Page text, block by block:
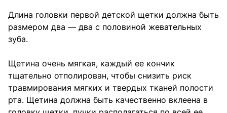
Длина головки первой детской щетки должна быть
размером два — два с половиной жевательных
зуба.
Щетина очень мягкая, каждый ее кончик
тщательно отполирован, чтобы снизить риск
травмирования мягких и твердых тканей полости
рта. Щетина должна быть качественно вклеена в